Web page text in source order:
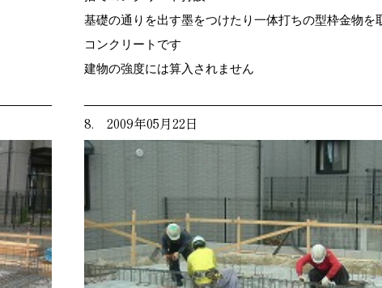
基礎の通りを出す墨をつけたり一体打ちの型枠金物を
コンクリートです
建物の強度には算入されません
8. 2009年05月22日